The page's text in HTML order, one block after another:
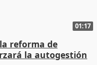
01:17
reforma de
la autogestión